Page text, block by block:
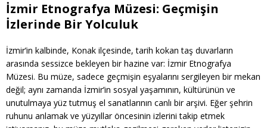
İzmir Etnografya Müzesi: Geçmişin
İzlerinde Bir Yolculuk
İzmir’in kalbinde, Konak ilçesinde, tarih kokan taş duvarların
arasında sessizce bekleyen bir hazine var: İzmir Etnografya
Müzesi. Bu müze, sadece geçmişin eşyalarını sergileyen bir mekan
değil; aynı zamanda İzmir’in sosyal yaşamının, kültürünün ve
unutulmaya yüz tutmuş el sanatlarının canlı bir arşivi. Eğer şehrin
ruhunu anlamak ve yüzyıllar öncesinin izlerini takip etmek